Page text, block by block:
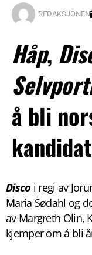
REDAKSJONEN
Håp,
å bli
kandidat
Disco i regi av
Maria Sødahl og
av Margreth Olin,
kjemper om å bli